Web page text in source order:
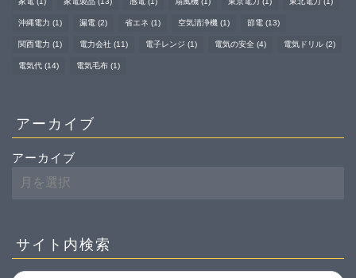
沖縄電力 (1) 漏電 (2) 省エネ (1) 空気清浄機 (1) 節電 (13)
関西電力 (1) 電力会社 (11) 電子レンジ (1) 電気の安全 (4) 電気ドリル (2)
電気代 (14) 電気毛布 (1)
アーカイブ
アーカイブ
サイト内検索